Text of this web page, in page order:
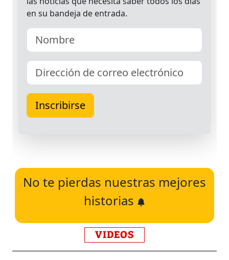
No te pierdas nuestras mejores
historias
VIDEOS